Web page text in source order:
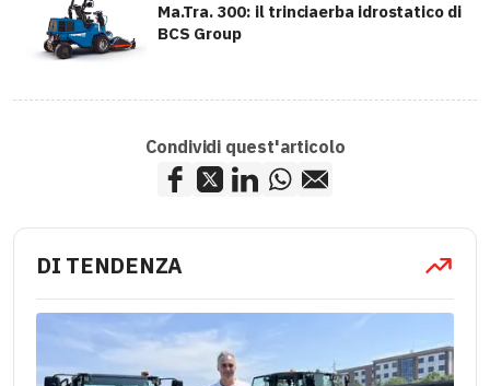
Ma.Tra. 300: il trinciaerba idrostatico di
BCS Group
Condividi quest'articolo
DI TENDENZA